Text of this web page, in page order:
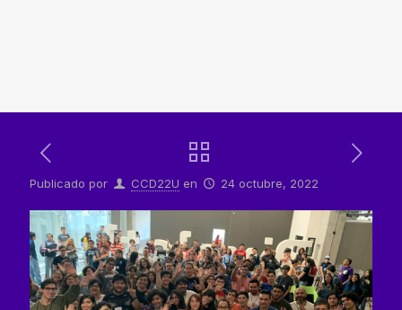
Publicado por CCD22U en 24 octubre, 2022